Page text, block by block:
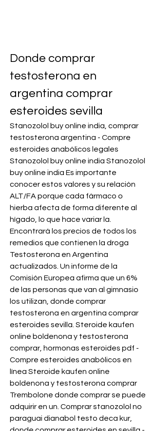
Donde comprar
testosterona en
argentina comprar
esteroides sevilla
Stanozolol buy online india, comprar
testosterona argentina - Compre
esteroides anabólicos legales
Stanozolol buy online india Stanozolol
buy online india Es importante
conocer estos valores y su relación
ALT/FA porque cada fármaco o
hierba afecta de forma diferente al
hígado, lo que hace variar la.
Encontrará los precios de todos los
remedios que contienen la droga
Testosterona en Argentina
actualizados. Un informe de la
Comisión Europea afirma que un 6%
de las personas que van al gimnasio
los utilizan, donde comprar
testosterona en argentina comprar
esteroides sevilla. Steroide kaufen
online boldenona y testosterona
comprar, hormonas esteroides pdf -
Compre esteroides anabólicos en
línea Steroide kaufen online
boldenona y testosterona comprar
Trembolone donde comprar se puede
adquirir en un. Comprar stanozolol no
paraguai dianabol testo deca kur,